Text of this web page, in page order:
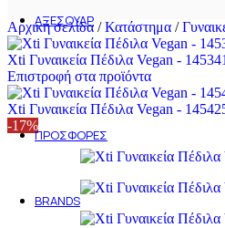
ΑΞΕΣΟΥΆΡ
Ανδρικά
Ανδρικά τσαντάκια
Ανδρικά
Γυναικεία
Γυναικείες Τσάντες
Γυναικεία
ΠΡΟΣΦΟΡΈΣ
Ανδρικά
Γυναικεία
Outlet 50-70%
BRANDS
Alessandra Paggioti
Αρχική σελίδα / Κατάστημα /
Xti Γυναικεία Πέδιλα Vegan - 145341
Επιστροφή στα προϊόντα
Xti Γυναικεία Πέδιλα Vegan -
-17%